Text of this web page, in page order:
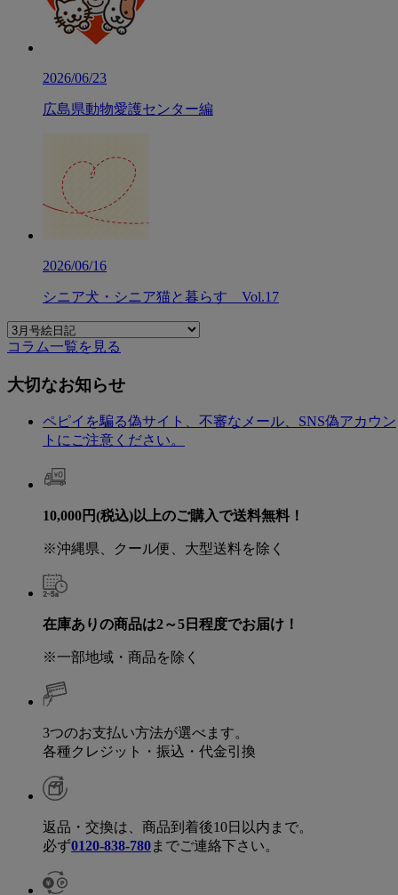
2026/06/23
広島県動物愛護センター編
2026/06/16
シニア犬・シニア猫と暮らす Vol.17
コラム一覧を見る
大切なお知らせ
ペピイを騙る偽サイト、不審なメール、SNS偽アカウン
トにご注意ください。
10,000円(税込)以上のご購入で送料無料！
※沖縄県、クール便、大型送料を除く
在庫ありの商品は2～5日程度でお届け！
※一部地域・商品を除く
3つのお支払い方法が選べます。
各種クレジット・振込・代金引換
返品・交換は、商品到着後10日以内まで。
必ず0120-838-780までご連絡下さい。